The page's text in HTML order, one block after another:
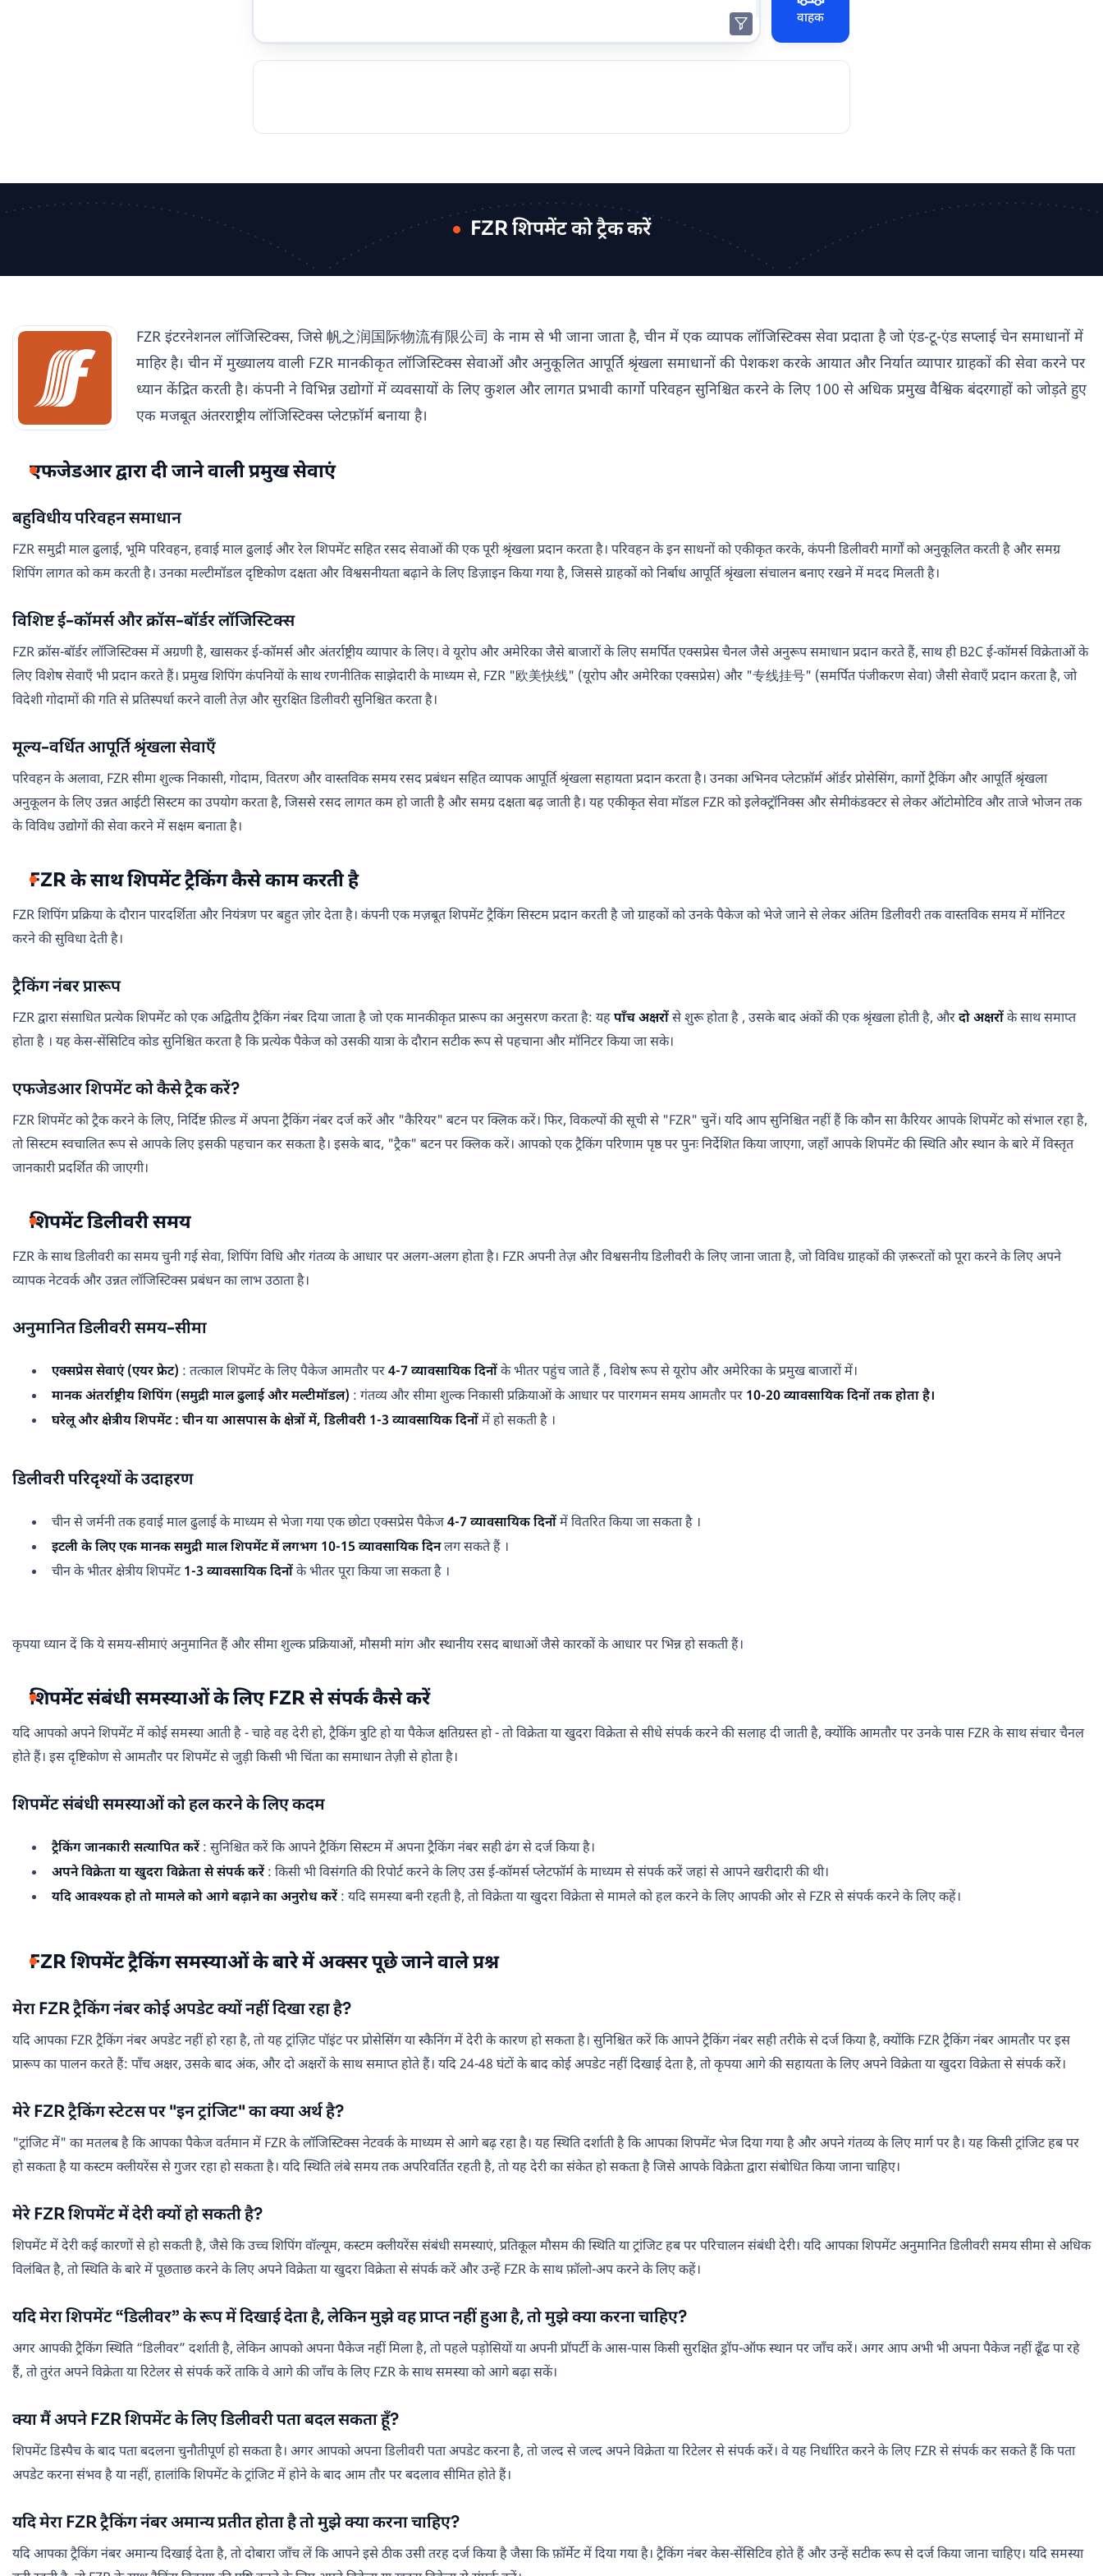
वाहक
FZR शिपमेंट को ट्रैक करें
FZR इंटरनेशनल लॉजिस्टिक्स, जिसे 帆之润国际物流有限公司 के नाम से भी जाना जाता है, चीन में एक व्यापक लॉजिस्टिक्स सेवा प्रदाता है जो एंड-टू-एंड सप्लाई चेन समाधानों में
माहिर है। चीन में मुख्यालय वाली FZR मानकीकृत लॉजिस्टिक्स सेवाओं और अनुकूलित आपूर्ति श्रृंखला समाधानों की पेशकश करके आयात और निर्यात व्यापार ग्राहकों की सेवा करने पर
ध्यान केंद्रित करती है। कंपनी ने विभिन्न उद्योगों में व्यवसायों के लिए कुशल और लागत प्रभावी कार्गो परिवहन सुनिश्चित करने के लिए 100 से अधिक प्रमुख वैश्विक बंदरगाहों को जोड़ते हुए
एक मजबूत अंतरराष्ट्रीय लॉजिस्टिक्स प्लेटफ़ॉर्म बनाया है।
एफजेडआर द्वारा दी जाने वाली प्रमुख सेवाएं
बहुविधीय परिवहन समाधान
FZR समुद्री माल ढुलाई, भूमि परिवहन, हवाई माल ढुलाई और रेल शिपमेंट सहित रसद सेवाओं की एक पूरी श्रृंखला प्रदान करता है। परिवहन के इन साधनों को एकीकृत करके, कंपनी डिलीवरी मार्गों को अनुकूलित करती है और समग्र
शिपिंग लागत को कम करती है। उनका मल्टीमॉडल दृष्टिकोण दक्षता और विश्वसनीयता बढ़ाने के लिए डिज़ाइन किया गया है, जिससे ग्राहकों को निर्बाध आपूर्ति श्रृंखला संचालन बनाए रखने में मदद मिलती है।
विशिष्ट ई-कॉमर्स और क्रॉस-बॉर्डर लॉजिस्टिक्स
FZR क्रॉस-बॉर्डर लॉजिस्टिक्स में अग्रणी है, खासकर ई-कॉमर्स और अंतर्राष्ट्रीय व्यापार के लिए। वे यूरोप और अमेरिका जैसे बाजारों के लिए समर्पित एक्सप्रेस चैनल जैसे अनुरूप समाधान प्रदान करते हैं, साथ ही B2C ई-कॉमर्स विक्रेताओं के
लिए विशेष सेवाएँ भी प्रदान करते हैं। प्रमुख शिपिंग कंपनियों के साथ रणनीतिक साझेदारी के माध्यम से, FZR "欧美快线" (यूरोप और अमेरिका एक्सप्रेस) और "专线挂号" (समर्पित पंजीकरण सेवा) जैसी सेवाएँ प्रदान करता है, जो
विदेशी गोदामों की गति से प्रतिस्पर्धा करने वाली तेज़ और सुरक्षित डिलीवरी सुनिश्चित करता है।
मूल्य-वर्धित आपूर्ति श्रृंखला सेवाएँ
परिवहन के अलावा, FZR सीमा शुल्क निकासी, गोदाम, वितरण और वास्तविक समय रसद प्रबंधन सहित व्यापक आपूर्ति श्रृंखला सहायता प्रदान करता है। उनका अभिनव प्लेटफ़ॉर्म ऑर्डर प्रोसेसिंग, कार्गो ट्रैकिंग और आपूर्ति श्रृंखला
अनुकूलन के लिए उन्नत आईटी सिस्टम का उपयोग करता है, जिससे रसद लागत कम हो जाती है और समग्र दक्षता बढ़ जाती है। यह एकीकृत सेवा मॉडल FZR को इलेक्ट्रॉनिक्स और सेमीकंडक्टर से लेकर ऑटोमोटिव और ताजे भोजन तक
के विविध उद्योगों की सेवा करने में सक्षम बनाता है।
FZR के साथ शिपमेंट ट्रैकिंग कैसे काम करती है
FZR शिपिंग प्रक्रिया के दौरान पारदर्शिता और नियंत्रण पर बहुत ज़ोर देता है। कंपनी एक मज़बूत शिपमेंट ट्रैकिंग सिस्टम प्रदान करती है जो ग्राहकों को उनके पैकेज को भेजे जाने से लेकर अंतिम डिलीवरी तक वास्तविक समय में मॉनिटर
करने की सुविधा देती है।
ट्रैकिंग नंबर प्रारूप
FZR द्वारा संसाधित प्रत्येक शिपमेंट को एक अद्वितीय ट्रैकिंग नंबर दिया जाता है जो एक मानकीकृत प्रारूप का अनुसरण करता है: यहपाँच अक्षरोंसे शुरू होता है , उसके बाद अंकों की एक श्रृंखला होती है, औरदो अक्षरोंके साथ समाप्त
होता है । यह केस-सेंसिटिव कोड सुनिश्चित करता है कि प्रत्येक पैकेज को उसकी यात्रा के दौरान सटीक रूप से पहचाना और मॉनिटर किया जा सके।
एफजेडआर शिपमेंट को कैसे ट्रैक करें?
FZR शिपमेंट को ट्रैक करने के लिए, निर्दिष्ट फ़ील्ड में अपना ट्रैकिंग नंबर दर्ज करें और "कैरियर" बटन पर क्लिक करें। फिर, विकल्पों की सूची से "FZR" चुनें। यदि आप सुनिश्चित नहीं हैं कि कौन सा कैरियर आपके शिपमेंट को संभाल रहा है,
तो सिस्टम स्वचालित रूप से आपके लिए इसकी पहचान कर सकता है। इसके बाद, "ट्रैक" बटन पर क्लिक करें। आपको एक ट्रैकिंग परिणाम पृष्ठ पर पुनः निर्देशित किया जाएगा, जहाँ आपके शिपमेंट की स्थिति और स्थान के बारे में विस्तृत
जानकारी प्रदर्शित की जाएगी।
शिपमेंट डिलीवरी समय
FZR के साथ डिलीवरी का समय चुनी गई सेवा, शिपिंग विधि और गंतव्य के आधार पर अलग-अलग होता है। FZR अपनी तेज़ और विश्वसनीय डिलीवरी के लिए जाना जाता है, जो विविध ग्राहकों की ज़रूरतों को पूरा करने के लिए अपने
व्यापक नेटवर्क और उन्नत लॉजिस्टिक्स प्रबंधन का लाभ उठाता है।
अनुमानित डिलीवरी समय-सीमा
एक्सप्रेस सेवाएं (एयर फ्रेट) : तत्काल शिपमेंट के लिए पैकेज आमतौर पर4-7 व्यावसायिक दिनोंके भीतर पहुंच जाते हैं , विशेष रूप से यूरोप और अमेरिका के प्रमुख बाजारों में।
मानक अंतर्राष्ट्रीय शिपिंग (समुद्री माल ढुलाई और मल्टीमॉडल) : गंतव्य और सीमा शुल्क निकासी प्रक्रियाओं के आधार पर पारगमन समय आमतौर पर 10-20 व्यावसायिक दिनों तक होता है।
घरेलू और क्षेत्रीय शिपमेंट : चीन या आसपास के क्षेत्रों में, डिलीवरी 1-3 व्यावसायिक दिनोंमें हो सकती है ।
डिलीवरी परिदृश्यों के उदाहरण
चीन से जर्मनी तक हवाई माल ढुलाई के माध्यम से भेजा गया एक छोटा एक्सप्रेस पैकेज4-7 व्यावसायिक दिनोंमें वितरित किया जा सकता है ।
इटली के लिए एक मानक समुद्री माल शिपमेंट में लगभग 10-15 व्यावसायिक दिनलग सकते हैं ।
चीन के भीतर क्षेत्रीय शिपमेंट1-3 व्यावसायिक दिनोंके भीतर पूरा किया जा सकता है ।
कृपया ध्यान दें कि ये समय-सीमाएं अनुमानित हैं और सीमा शुल्क प्रक्रियाओं, मौसमी मांग और स्थानीय रसद बाधाओं जैसे कारकों के आधार पर भिन्न हो सकती हैं।
शिपमेंट संबंधी समस्याओं के लिए FZR से संपर्क कैसे करें
यदि आपको अपने शिपमेंट में कोई समस्या आती है - चाहे वह देरी हो, ट्रैकिंग त्रुटि हो या पैकेज क्षतिग्रस्त हो - तो विक्रेता या खुदरा विक्रेता से सीधे संपर्क करने की सलाह दी जाती है, क्योंकि आमतौर पर उनके पास FZR के साथ संचार चैनल
होते हैं। इस दृष्टिकोण से आमतौर पर शिपमेंट से जुड़ी किसी भी चिंता का समाधान तेज़ी से होता है।
शिपमेंट संबंधी समस्याओं को हल करने के लिए कदम
ट्रैकिंग जानकारी सत्यापित करें: सुनिश्चित करें कि आपने ट्रैकिंग सिस्टम में अपना ट्रैकिंग नंबर सही ढंग से दर्ज किया है।
अपने विक्रेता या खुदरा विक्रेता से संपर्क करें: किसी भी विसंगति की रिपोर्ट करने के लिए उस ई-कॉमर्स प्लेटफॉर्म के माध्यम से संपर्क करें जहां से आपने खरीदारी की थी।
यदि आवश्यक हो तो मामले को आगे बढ़ाने का अनुरोध करें: यदि समस्या बनी रहती है, तो विक्रेता या खुदरा विक्रेता से मामले को हल करने के लिए आपकी ओर से FZR से संपर्क करने के लिए कहें।
FZR शिपमेंट ट्रैकिंग समस्याओं के बारे में अक्सर पूछे जाने वाले प्रश्न
मेरा FZR ट्रैकिंग नंबर कोई अपडेट क्यों नहीं दिखा रहा है?
यदि आपका FZR ट्रैकिंग नंबर अपडेट नहीं हो रहा है, तो यह ट्रांज़िट पॉइंट पर प्रोसेसिंग या स्कैनिंग में देरी के कारण हो सकता है। सुनिश्चित करें कि आपने ट्रैकिंग नंबर सही तरीके से दर्ज किया है, क्योंकि FZR ट्रैकिंग नंबर आमतौर पर इस
प्रारूप का पालन करते हैं: पाँच अक्षर, उसके बाद अंक, और दो अक्षरों के साथ समाप्त होते हैं। यदि 24-48 घंटों के बाद कोई अपडेट नहीं दिखाई देता है, तो कृपया आगे की सहायता के लिए अपने विक्रेता या खुदरा विक्रेता से संपर्क करें।
मेरे FZR ट्रैकिंग स्टेटस पर "इन ट्रांजिट" का क्या अर्थ है?
"ट्रांजिट में" का मतलब है कि आपका पैकेज वर्तमान में FZR के लॉजिस्टिक्स नेटवर्क के माध्यम से आगे बढ़ रहा है। यह स्थिति दर्शाती है कि आपका शिपमेंट भेज दिया गया है और अपने गंतव्य के लिए मार्ग पर है। यह किसी ट्रांजिट हब पर
हो सकता है या कस्टम क्लीयरेंस से गुजर रहा हो सकता है। यदि स्थिति लंबे समय तक अपरिवर्तित रहती है, तो यह देरी का संकेत हो सकता है जिसे आपके विक्रेता द्वारा संबोधित किया जाना चाहिए।
मेरे FZR शिपमेंट में देरी क्यों हो सकती है?
शिपमेंट में देरी कई कारणों से हो सकती है, जैसे कि उच्च शिपिंग वॉल्यूम, कस्टम क्लीयरेंस संबंधी समस्याएं, प्रतिकूल मौसम की स्थिति या ट्रांजिट हब पर परिचालन संबंधी देरी। यदि आपका शिपमेंट अनुमानित डिलीवरी समय सीमा से अधिक
विलंबित है, तो स्थिति के बारे में पूछताछ करने के लिए अपने विक्रेता या खुदरा विक्रेता से संपर्क करें और उन्हें FZR के साथ फ़ॉलो-अप करने के लिए कहें।
यदि मेरा शिपमेंट “डिलीवर” के रूप में दिखाई देता है, लेकिन मुझे वह प्राप्त नहीं हुआ है, तो मुझे क्या करना चाहिए?
अगर आपकी ट्रैकिंग स्थिति “डिलीवर” दर्शाती है, लेकिन आपको अपना पैकेज नहीं मिला है, तो पहले पड़ोसियों या अपनी प्रॉपर्टी के आस-पास किसी सुरक्षित ड्रॉप-ऑफ स्थान पर जाँच करें। अगर आप अभी भी अपना पैकेज नहीं ढूँढ पा रहे
हैं, तो तुरंत अपने विक्रेता या रिटेलर से संपर्क करें ताकि वे आगे की जाँच के लिए FZR के साथ समस्या को आगे बढ़ा सकें।
क्या मैं अपने FZR शिपमेंट के लिए डिलीवरी पता बदल सकता हूँ?
शिपमेंट डिस्पैच के बाद पता बदलना चुनौतीपूर्ण हो सकता है। अगर आपको अपना डिलीवरी पता अपडेट करना है, तो जल्द से जल्द अपने विक्रेता या रिटेलर से संपर्क करें। वे यह निर्धारित करने के लिए FZR से संपर्क कर सकते हैं कि पता
अपडेट करना संभव है या नहीं, हालांकि शिपमेंट के ट्रांजिट में होने के बाद आम तौर पर बदलाव सीमित होते हैं।
यदि मेरा FZR ट्रैकिंग नंबर अमान्य प्रतीत होता है तो मुझे क्या करना चाहिए?
यदि आपका ट्रैकिंग नंबर अमान्य दिखाई देता है, तो दोबारा जाँच लें कि आपने इसे ठीक उसी तरह दर्ज किया है जैसा कि फ़ॉर्मेट में दिया गया है। ट्रैकिंग नंबर केस-सेंसिटिव होते हैं और उन्हें सटीक रूप से दर्ज किया जाना चाहिए। यदि समस्या